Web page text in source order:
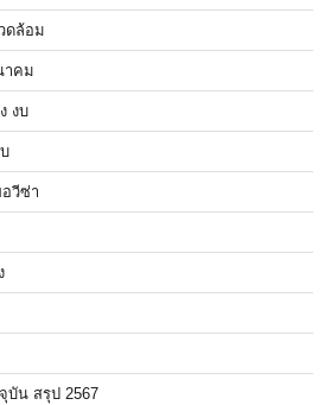
ดล้อม
าคม
งบ
วีซ่า
บัน สรุป 2567